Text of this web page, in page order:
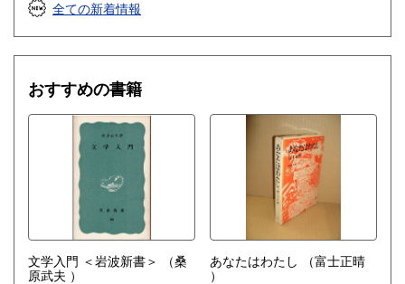
全ての新着情報
おすすめの書籍
文学入門 ＜岩波新書＞
（桑
原武夫 ）
あなたはわたし
（富士正晴
）